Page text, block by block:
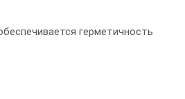
герметичность